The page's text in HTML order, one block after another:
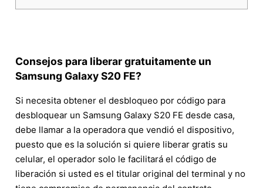
Consejos para liberar gratuitamente un
Samsung Galaxy S20 FE?
Si necesita obtener el desbloqueo por código para
desbloquear un Samsung Galaxy S20 FE desde casa,
debe llamar a la operadora que vendió el dispositivo,
puesto que es la solución si quiere liberar gratis su
celular, el operador solo le facilitará el código de
liberación si usted es el titular original del terminal y no